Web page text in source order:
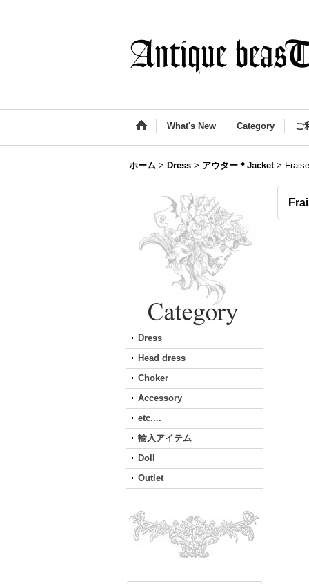
What's New Category ご
ホーム > Dress > アウター＊Jacket >
Dress
Head dress
Choker
Accessory
etc....
輸入アイテム
Doll
Outlet